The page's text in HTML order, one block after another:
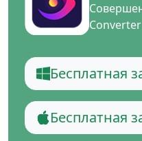
Бесплатная
Бесплатная